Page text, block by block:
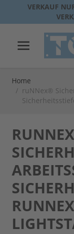
Direkt zum Inhalt
VERKAUF
Home
/ ruNNex®